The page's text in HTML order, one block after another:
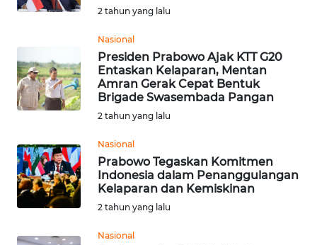
2 tahun yang lalu
Nasional
Presiden Prabowo Ajak KTT G20
Entaskan Kelaparan, Mentan
Amran Gerak Cepat Bentuk
Brigade Swasembada Pangan
2 tahun yang lalu
Nasional
Prabowo Tegaskan Komitmen
Indonesia dalam Penanggulangan
Kelaparan dan Kemiskinan
2 tahun yang lalu
Nasional
WN
WN
JAKARTA
WN
BANTEN
NTT